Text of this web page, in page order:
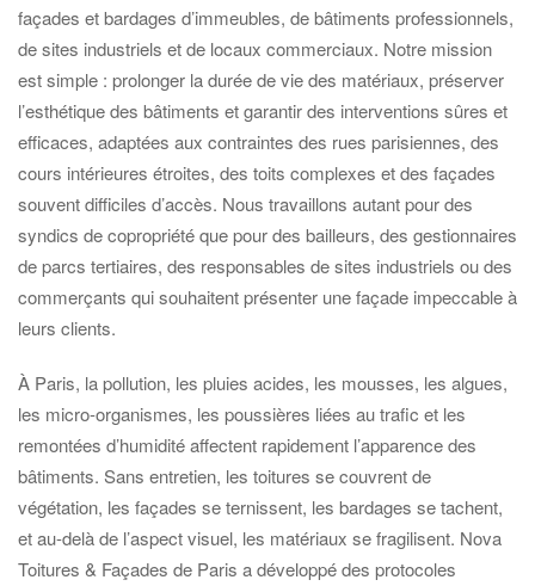
façades et bardages d’immeubles, de bâtiments professionnels,
de sites industriels et de locaux commerciaux. Notre mission
est simple : prolonger la durée de vie des matériaux, préserver
l’esthétique des bâtiments et garantir des interventions sûres et
efficaces, adaptées aux contraintes des rues parisiennes, des
cours intérieures étroites, des toits complexes et des façades
souvent difficiles d’accès. Nous travaillons autant pour des
syndics de copropriété que pour des bailleurs, des gestionnaires
de parcs tertiaires, des responsables de sites industriels ou des
commerçants qui souhaitent présenter une façade impeccable à
leurs clients.
À Paris, la pollution, les pluies acides, les mousses, les algues,
les micro-organismes, les poussières liées au trafic et les
remontées d’humidité affectent rapidement l’apparence des
bâtiments. Sans entretien, les toitures se couvrent de
végétation, les façades se ternissent, les bardages se tachent,
et au-delà de l’aspect visuel, les matériaux se fragilisent. Nova
Toitures & Façades de Paris a développé des protocoles